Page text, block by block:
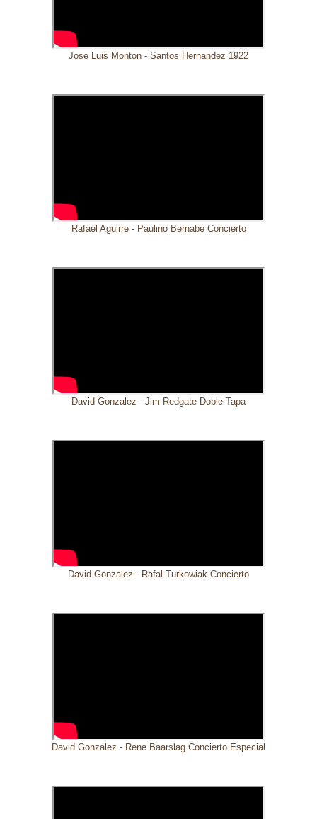
Jose Luis Monton - Santos Hernandez 1922
Rafael Aguirre - Paulino Bernabe Concierto
David Gonzalez - Jim Redgate Doble Tapa
David Gonzalez - Rafal Turkowiak Concierto
David Gonzalez - Rene Baarslag Concierto Especial